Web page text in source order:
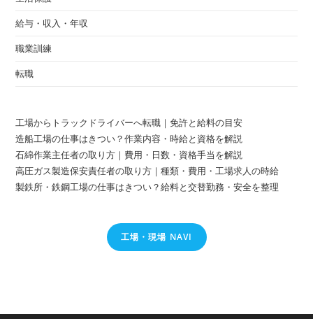
給与・収入・年収
職業訓練
転職
工場からトラックドライバーへ転職｜免許と給料の目安
造船工場の仕事はきつい？作業内容・時給と資格を解説
石綿作業主任者の取り方｜費用・日数・資格手当を解説
高圧ガス製造保安責任者の取り方｜種類・費用・工場求人の時給
製鉄所・鉄鋼工場の仕事はきつい？給料と交替勤務・安全を整理
工場・現場 NAVI